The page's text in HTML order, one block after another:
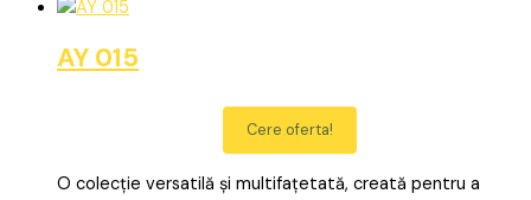
AY 015
Cere oferta!
O colecție versatilă și multifațetată, creată pentru a